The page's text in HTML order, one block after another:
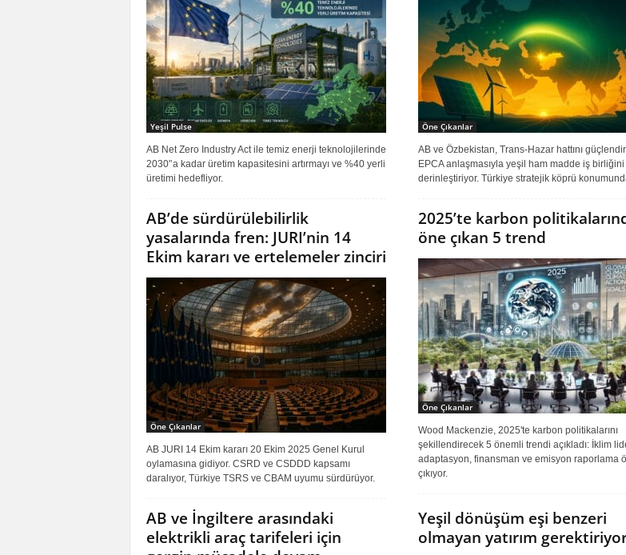
Yeşil Pulse
AB Net Zero Industry Act ile temiz enerji teknolojilerinde
2030'’a kadar üretim kapasitesini artırmayı ve %40 yerli
üretimi hedefliyor.
Öne Çıkanlar
AB ve Özbekistan, Trans-Hazar hattını
EPCA anlaşmasıyla yeşil ham madde iş birliğini
derinleştiriyor. Türkiye stratejik köprü
AB’de sürdürülebilirlik
yasalarında fren: JURI’nin 14
Ekim kararı ve ertelemeler zinciri
Öne Çıkanlar
AB JURI 14 Ekim kararı 20 Ekim 2025 Genel Kurul
oylamasına gidiyor. CSRD ve CSDDD kapsamı
daralıyor, Türkiye TSRS ve CBAM uyumu sürdürüyor.
2025’te karbon
öne çıkan 5 trend
Öne Çıkanlar
Wood Mackenzie, 2025'te karbon politikalarını
şekillendirecek 5 önemli trendi açıkladı: İklim
adaptasyon, finansman ve emisyon raporlama
çıkıyor.
AB ve İngiltere arasındaki
elektrikli araç tarifeleri için
Yeşil dönüşüm eşi benzeri
olmayan yatırım